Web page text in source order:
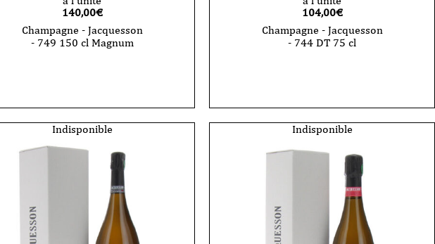
140,00€
Champagne - Jacquesson
- 749 150 cl Magnum
Jacquesson
104,00€
Champagne - Jacquesson
- 744 DT 75 cl
Jacquesson
Indisponible Indisponible